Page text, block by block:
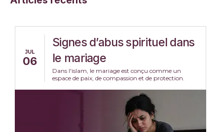
JUL
06
Signes d’abus spirituel dans
le mariage
Dans l'islam, le mariage est conçu comme un
espace de paix, de compassion et de protection.